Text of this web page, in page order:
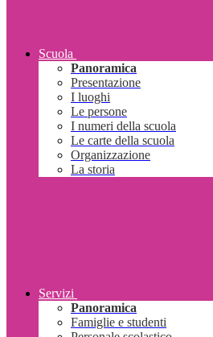
Scuola
Panoramica
Presentazione
I luoghi
Le persone
I numeri della scuola
Le carte della scuola
Organizzazione
La storia
Servizi
Panoramica
Famiglie e studenti